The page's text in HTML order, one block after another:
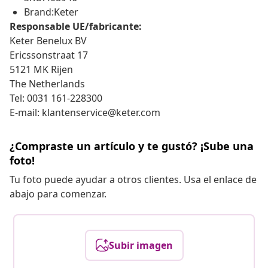
Brand:Keter
Responsable UE/fabricante:
Keter Benelux BV
Ericssonstraat 17
5121 MK Rijen
The Netherlands
Tel: 0031 161-228300
E-mail: klantenservice@keter.com
¿Compraste un artículo y te gustó? ¡Sube una
foto!
Tu foto puede ayudar a otros clientes. Usa el enlace de
abajo para comenzar.
Subir imagen